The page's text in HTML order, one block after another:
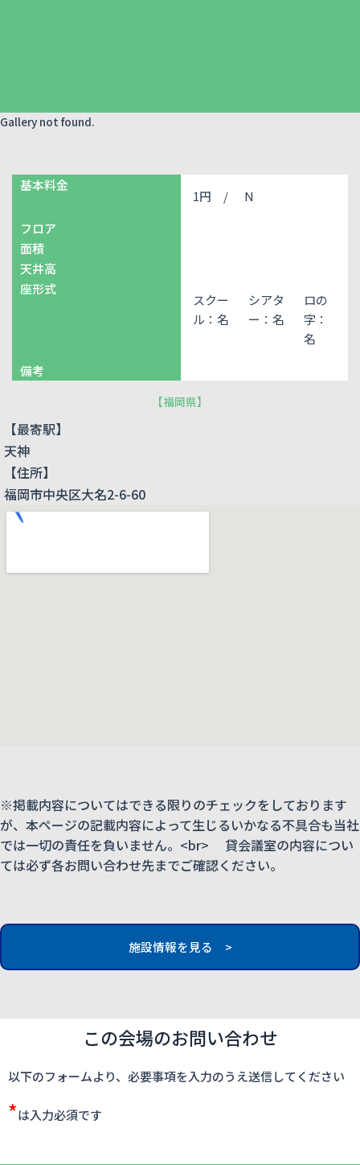
Gallery not found.
基本料金
1円 /
N
フロア
面積
天井高
座形式
スクー
ル：名
シアタ
ー：名
ロの
字：
名
備考
【福岡県】
【最寄駅】
天神
【住所】
福岡市中央区大名2-6-60
※掲載内容についてはできる限りのチェックをしております
が、本ページの記載内容によって生じるいかなる不具合も当社
では一切の責任を負いません。<br> 貸会議室の内容につい
ては必ず各お問い合わせ先までご確認ください。
施設情報を見る >
この会場のお問い合わせ
以下のフォームより、必要事項を入力のうえ送信してください
*は入力必須です